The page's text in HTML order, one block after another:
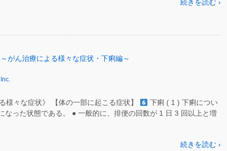
続きを読む ›
がん治療による様々な症状・下痢編～
様々な症状》 【体の一部に起こる症状】
下痢 ( 1 ) 下痢につい
なった状態である。 ● 一般的に、排便の回数が 1 日 3 回以上と増
続きを読む ›